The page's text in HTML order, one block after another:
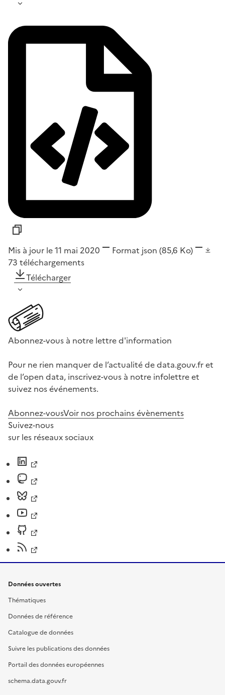
Mis à jour le 11 mai 2020 Format json (85,6 Ko)
73 téléchargements
Télécharger
Abonnez-vous à notre lettre d'information
Pour ne rien manquer de l’actualité de data.gouv.fr et
de l’open data, inscrivez-vous à notre infolettre et
suivez nos événements.
Abonnez-vousVoir nos prochains évènements
Suivez-nous
sur les réseaux sociaux
Données ouvertes
Thématiques
Données de référence
Catalogue de données
Suivre les publications des données
Portail des données européennes
schema.data.gouv.fr